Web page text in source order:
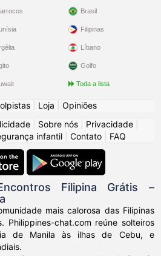
Brasil
Filipinas
Líbano
Golfo
Toda a lista
Loja
Opiniões
Sobre nós Privacidade
infantil Contato FAQ
Filipina Grátis –
mais calorosa das Filipinas
Philippines-chat.com reúne solteiros
de Manila às ilhas de Cebu, e